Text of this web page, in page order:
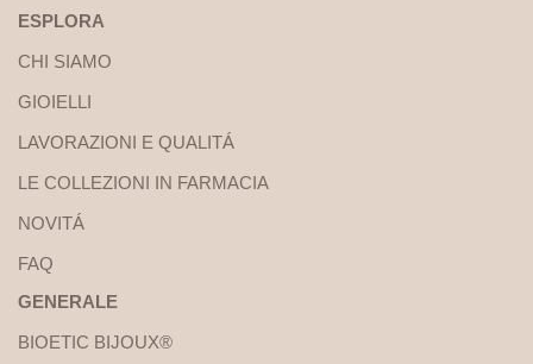
ESPLORA
CHI SIAMO
GIOIELLI
LAVORAZIONI E QUALITÁ
LE COLLEZIONI IN FARMACIA
NOVITÁ
FAQ
GENERALE
BIOETIC BIJOUX®